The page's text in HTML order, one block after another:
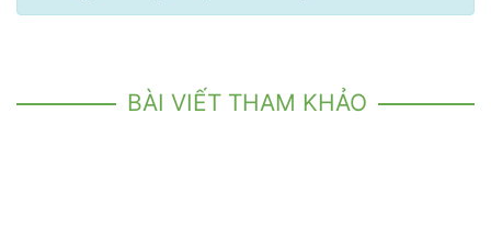
BÀI VIẾT THAM KHẢO